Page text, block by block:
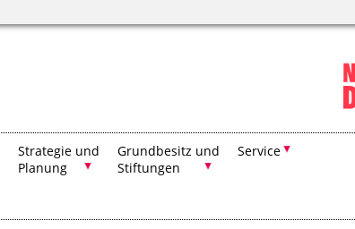
Strategie und
Planung
Grundbesitz und
Stiftungen
Service